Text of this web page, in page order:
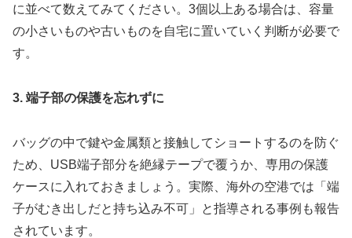
に並べて数えてみてください。3個以上ある場合は、容量
の小さいものや古いものを自宅に置いていく判断が必要で
す。
3. 端子部の保護を忘れずに
バッグの中で鍵や金属類と接触してショートするのを防ぐ
ため、USB端子部分を絶縁テープで覆うか、専用の保護
ケースに入れておきましょう。実際、海外の空港では「端
子がむき出しだと持ち込み不可」と指導される事例も報告
されています。